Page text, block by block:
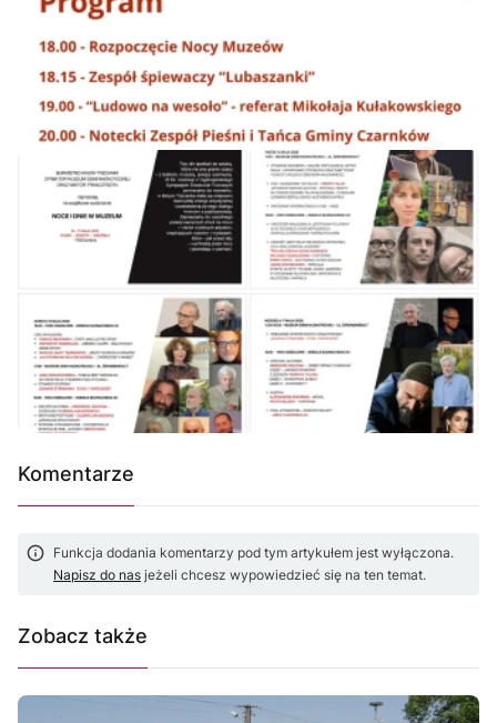
Komentarze
Funkcja dodania komentarzy pod tym artykułem jest wyłączona.
Napisz do nas jeżeli chcesz wypowiedzieć się na ten temat.
Zobacz także